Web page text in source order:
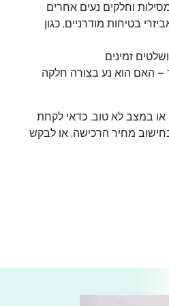
וחלקים נעים אחרים
בטיחות מודרניים, כגון
זמינים
האם הוא נע בצורה חלקה
(מעל 10 שנים) או במצב לא טוב, כדאי לקחת
מחיר הרכישה, או לבקש